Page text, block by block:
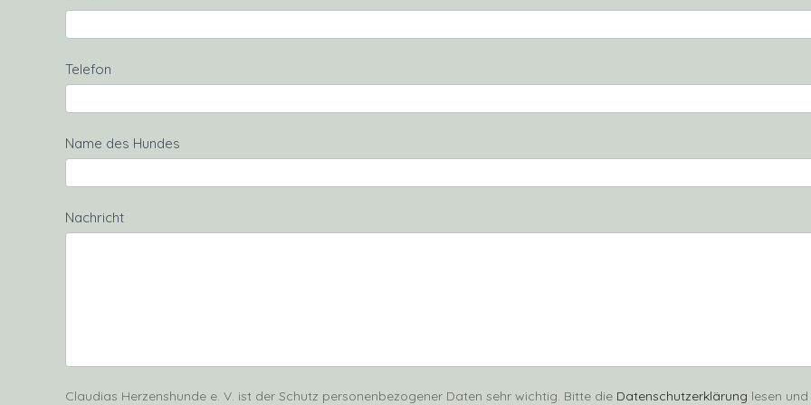
Telefon
Name des Hundes
Nachricht
Claudias Herzenshunde e. V. ist der Schutz personenbezogener Daten sehr wichtig. Bitte die Datenschutzerklärung lesen